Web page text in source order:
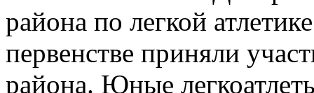
района по легкой
первенстве приняли
района. Юные